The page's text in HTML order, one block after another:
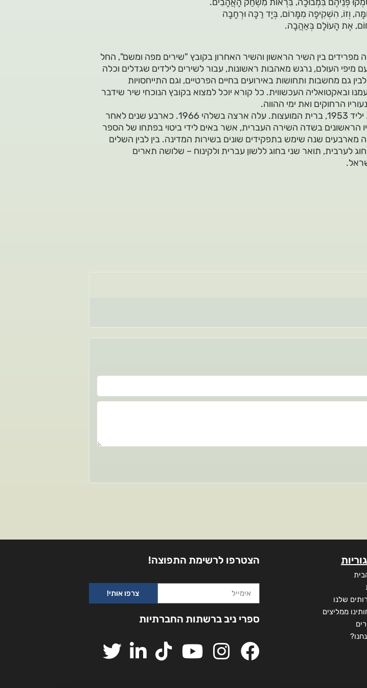
וְזוֹ, הִשְׁקִיפָה מִמָּרוֹם, בְּיָד רַכָּה וּרְחָבָה
אֶת הָעוֹלָם בְּאַהֲבָה.
בין השיר הראשון והשיר האחרון בקובץ "שירים מפה ומשם", החל
מיפי העולם, נרגש מאהבות ראשונות, עבור לשירים לילדים שגדלים וכלה
גם מחשבות ותחושות באירועים בחיים הפרטיים, וגם התייחסויות
ובאקטואליה העכשווית. כל קורא יוכל למצוא בקובץ הנוכחי שיר שידבר
הרחוקים ואת ימי ההווה.
המחבר – אריה יריב. יליד 1953, ברית המועצות. עלה ארצה בשלהי 1966. כארבע שנים לאחר
הראשונים בשדה השירה העברית, אשר באים לידי ביטוי בפתחו של הספר
מארבעים שנה שימש בתפקידים שונים בשירות המדינה. בין לבין השלים
לערבית, תואר שני בחוג ללשון עברית ולקינוח – שלושה תארים
שלנו
ממליצים
הצטרפו לרשימת התפוצה!
צרפו אותי!
ספרי ניב ברשתות החברתיות